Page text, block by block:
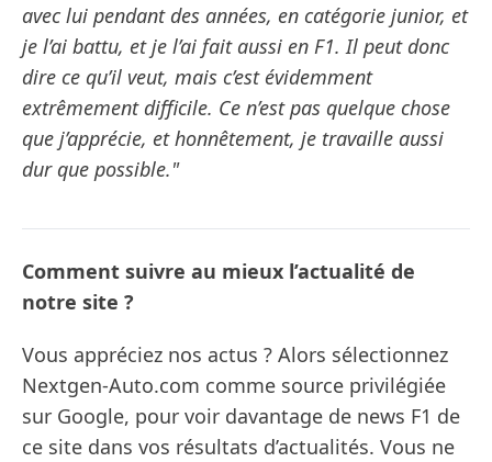
avec lui pendant des années, en catégorie junior, et
je l’ai battu, et je l’ai fait aussi en F1. Il peut donc
dire ce qu’il veut, mais c’est évidemment
extrêmement difficile. Ce n’est pas quelque chose
que j’apprécie, et honnêtement, je travaille aussi
dur que possible."
Comment suivre au mieux l’actualité de
notre site ?
Vous appréciez nos actus ? Alors sélectionnez
Nextgen-Auto.com comme source privilégiée
sur Google, pour voir davantage de news F1 de
ce site dans vos résultats d’actualités. Vous ne